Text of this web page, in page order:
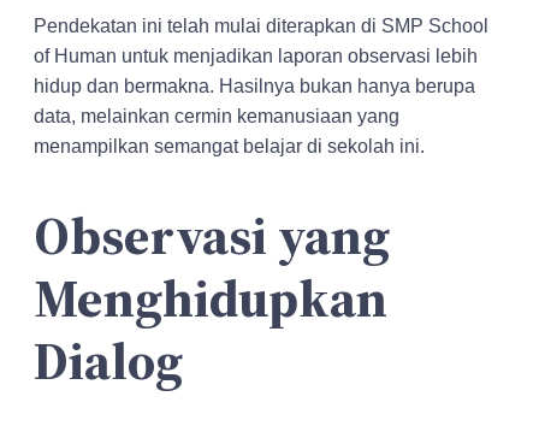
Pendekatan ini telah mulai diterapkan di SMP School
of Human untuk menjadikan laporan observasi lebih
hidup dan bermakna. Hasilnya bukan hanya berupa
data, melainkan cermin kemanusiaan yang
menampilkan semangat belajar di sekolah ini.
Observasi yang
Menghidupkan
Dialog